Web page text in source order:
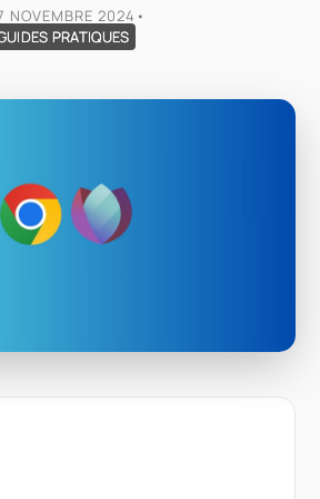
NOVEMBRE 2024 •
PRATIQUES